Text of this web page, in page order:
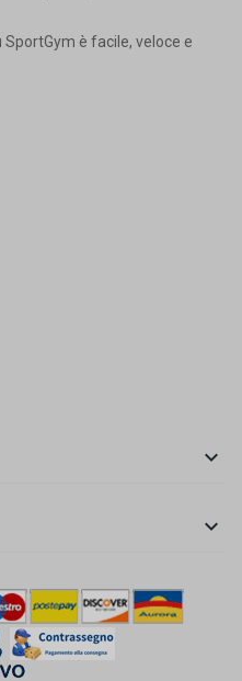
è facile, veloce e

